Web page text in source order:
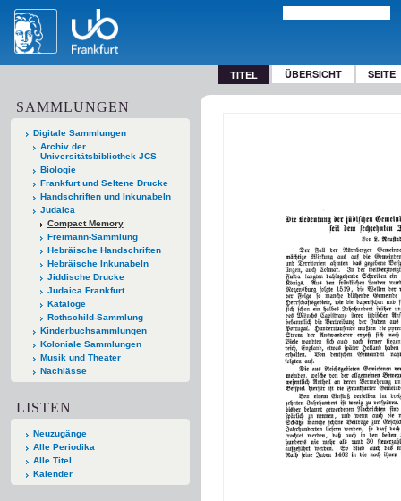
TITEL ÜBERSICHT SEITE
SAMMLUNGEN
Digitale Sammlungen
Archiv der
Universitätsbibliothek JCS
Biologie
Frankfurt und Seltene Drucke
Handschriften und Inkunabeln
Judaica
Compact Memory
Freimann-Sammlung
Hebräische Handschriften
Hebräische Inkunabeln
Jiddische Drucke
Judaica Frankfurt
Kataloge
Rothschild-Sammlung
Kinderbuchsammlungen
Koloniale Sammlungen
Musik und Theater
Nachlässe
LISTEN
Neuzugänge
Alle Periodika
Alle Titel
Kalender